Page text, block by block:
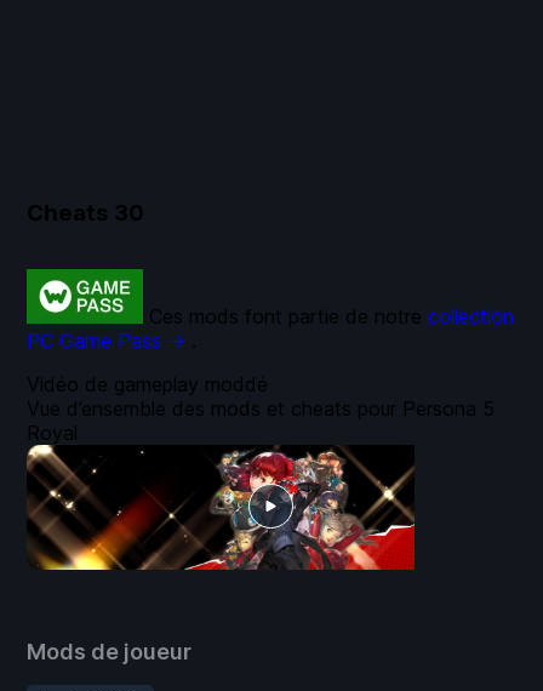
Cheats 30
Mods de joueur
Vidéo de gameplay moddé
Vue d’ensemble des mods et cheats pour Persona 5
Royal
Ces mods font partie de notre collection
PC Game Pass → .